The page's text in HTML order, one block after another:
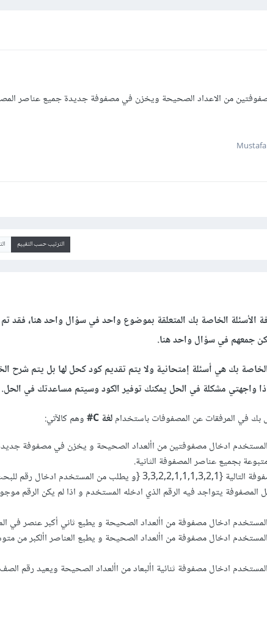
من الاعداد الصحيحة ويخزن في مصفوفة جديدة جميع عناصر
الترتيب حسب التقييم
الأسئلة الخاصة بك المتعلقة بموضوع واحد في سؤال واحد هنا، فقد
جمعهم في سؤال واحد هنا.
بك هي أسئلة إمتحانية ولا يتم تقديم كود كحل لها بل يتم شرح
واجهتي مشكلة في الحل يمكنك توفير الكود وسيتم مساعدتك في الحل.
لغة C#
وهم كالآتي:
ادخال مصفوفتين من األعداد الصحيحة و يخزن في مصفوفة
بجميع عناصر المصفوفة الثانية.
اكتب برنامجا يخزن المصفوفة التالية {3,3,2,2,1,1,1,3,2,1 {و يطلب من المستخدم
يتواجد فيه الرقم الذي ادخله المستخدم و اذا لم يكن الرقم
ادخال مصفوفة من األعداد الصحيحة و يطبع ثاني أكبر عنصر في
ادخال مصفوفة من األعداد الصحيحة و يطبع العناصر األكبر من
ادخال مصفوفة ثنائية األبعاد من األعداد الصحيحة ويعيد رقم